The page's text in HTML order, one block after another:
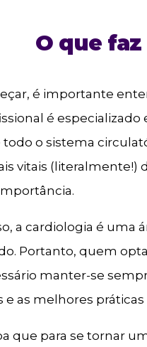
O que
é importante
é
todo o sistema
vitais (literalmente!)
a cardiologia é uma
Portanto, quem
manter-se
e as melhores
que para se tornar